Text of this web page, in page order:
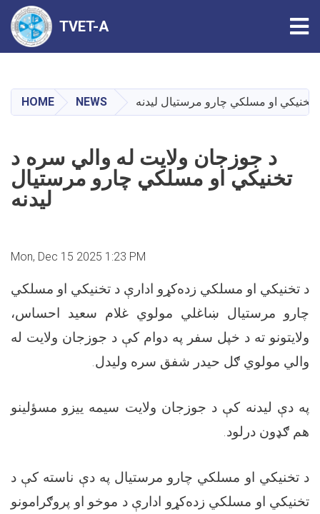
main
content
TVET-A
HOME NEWS او مسلکي چارو مرستیال لیدنه
د جوزجان ولایت له والي سره د
تخنیکي او مسلکي چارو مرستیال
لیدنه
Mon, Dec 15 2025 1:23 PM
د تخنیکي او مسلکي زده‌کړو ادارې د تخنیکي او مسلکي
چارو مرستیال ښاغلي مولوي غلام سعید احساس،
ولایتونو ته د خپل سفر په دوام کې د جوزجان ولایت له
والي مولوي ګل حیدر شفق سره ولیدل.
په دې لیدنه کې د جوزجان ولایت سیمه ییزو مسؤلينو
هم ګډون درلود.
د تخنیکي او مسلکي چارو مرستیال په دې ناسته کې د
تخنیکي او مسلکي زده‌کړو ادارې د موخو او پروګرامونو